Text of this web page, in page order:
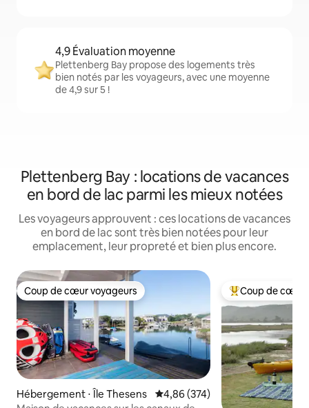
4,9 Évaluation moyenne
Plettenberg Bay propose des logements très
bien notés par les voyageurs, avec une moyenne
de 4,9 sur 5 !
Plettenberg Bay : locations de vacances
en bord de lac parmi les mieux notées
Les voyageurs approuvent : ces locations de vacances
en bord de lac sont très bien notées pour leur
emplacement, leur propreté et bien plus encore.
Coup de cœur voyageurs
Coup de cœur voyageurs
Hébergement ⋅ Île Thesens Évaluation moyenne sur la
4,86 (374)
Coups de cœur
Coup de cœur